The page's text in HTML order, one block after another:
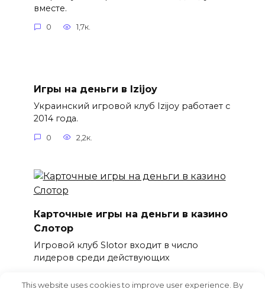
вместе.
0 1,7к.
Игры на деньги в Izijoy
Украинский игровой клуб Izijoy работает с
2014 года.
0 2,2к.
Карточные игры на деньги в казино
Слотор
Игровой клуб Slotor входит в число
лидеров среди действующих
This website uses cookies to improve user experience. By